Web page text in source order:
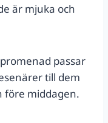
är mjuka och
passar
till dem
före middagen.